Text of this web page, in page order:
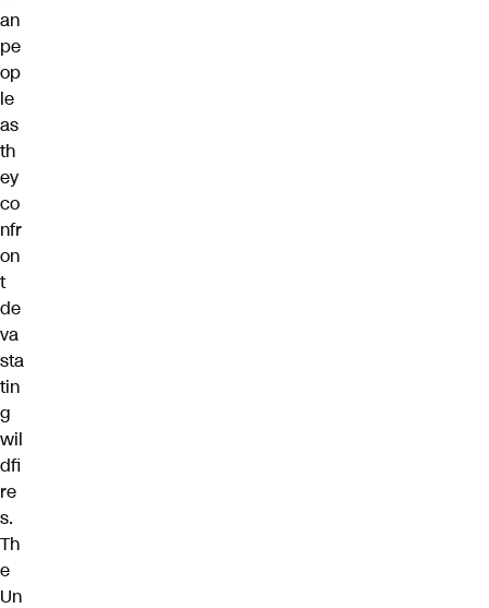
an
pe
op
le
as
th
ey
co
nfr
on
t
de
va
sta
tin
g
wil
dfi
re
s.
Th
e
Un